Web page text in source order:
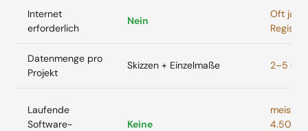
Internet
erforderlich
Nein
Oft ja
Datenmenge pro
Projekt
Skizzen + Einzelmaße 2–5 GB
Laufende
Software-
Keine
meist €